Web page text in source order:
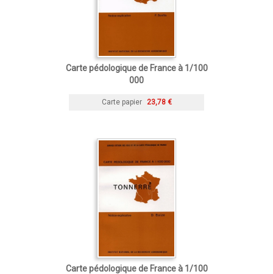
Carte pédologique de France à 1/100
000
Carte papier 23,78 €
Carte pédologique de France à 1/100